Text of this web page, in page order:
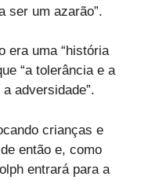
ser um azarão”.
era uma “história
“a tolerância e a
adversidade”.
crianças e
então e, como
entrará para a